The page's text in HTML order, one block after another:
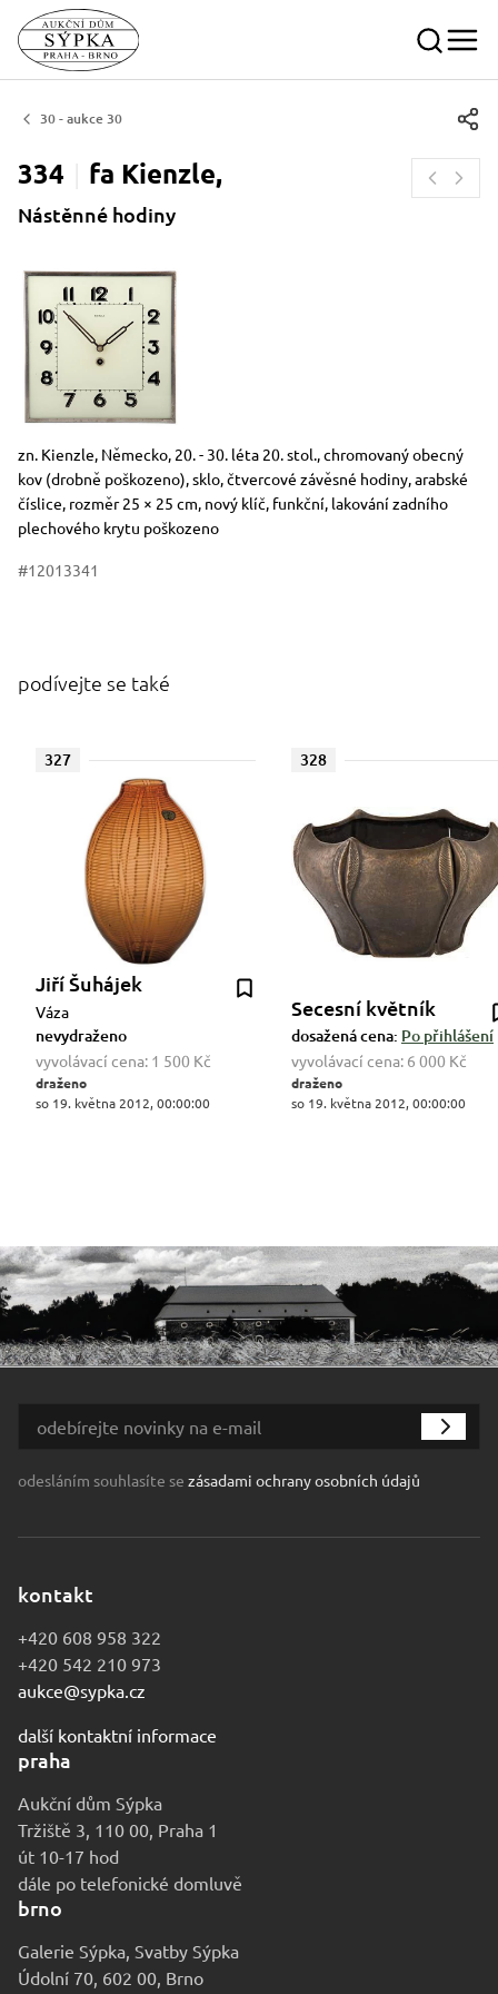
30 - aukce 30
334 fa Kienzle,
Nástěnné hodiny
Rozměry
Stručný popis předmětu
zn. Kienzle, Německo, 20. - 30. léta 20. stol., chromovaný obecný
kov (drobně poškozeno), sklo, čtvercové závěsné hodiny, arabské
číslice, rozměr 25 × 25 cm, nový klíč, funkční, lakování zadního
plechového krytu poškozeno
#12013341
podívejte se také
327
Jiří Šuhájek
Váza
nevydraženo
vyvolávací cena: 1 500 Kč
draženo
so 19. května 2012, 00:00:00
328
Secesní květník
dosažená cena: Po přihlášení
vyvolávací cena: 6 000 Kč
draženo
so 19. května 2012, 00:00:00
odesláním souhlasíte se zásadami ochrany osobních údajů
kontakt
+420 608 958 322
+420 542 210 973
aukce@sypka.cz
další kontaktní informace
praha
Aukční dům Sýpka
Tržiště 3, 110 00, Praha 1
út 10-17 hod
dále po telefonické domluvě
brno
Galerie Sýpka, Svatby Sýpka
Údolní 70, 602 00, Brno